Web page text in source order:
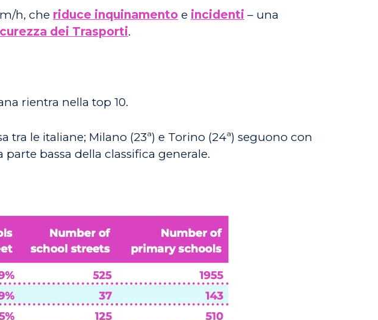
h, che riduce inquinamento e incidenti – una
dei Trasporti.
rientra nella top 10.
le italiane; Milano (23ª) e Torino (24ª) seguono con
bassa della classifica generale.